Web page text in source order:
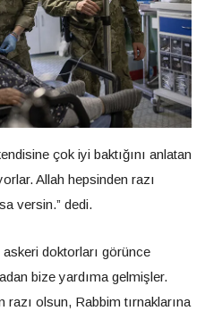
çok iyi baktığını anlatan
Allah hepsinden razı
versin.” dedi.
doktorları görünce
bize yardıma gelmişler.
olsun, Rabbim tırnaklarına